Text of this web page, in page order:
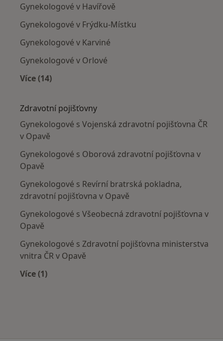
Gynekologové v Havířově
Gynekologové v Frýdku-Místku
Gynekologové v Karviné
Gynekologové v Orlové
Více (14)
Zdravotní pojišťovny
Gynekologové s Vojenská zdravotní pojišťovna ČR
v Opavě
Gynekologové s Oborová zdravotní pojišťovna v
Opavě
Gynekologové s Revírní bratrská pokladna,
zdravotní pojišťovna v Opavě
Gynekologové s Všeobecná zdravotní pojišťovna v
Opavě
Gynekologové s Zdravotní pojišťovna ministerstva
vnitra ČR v Opavě
Více (1)